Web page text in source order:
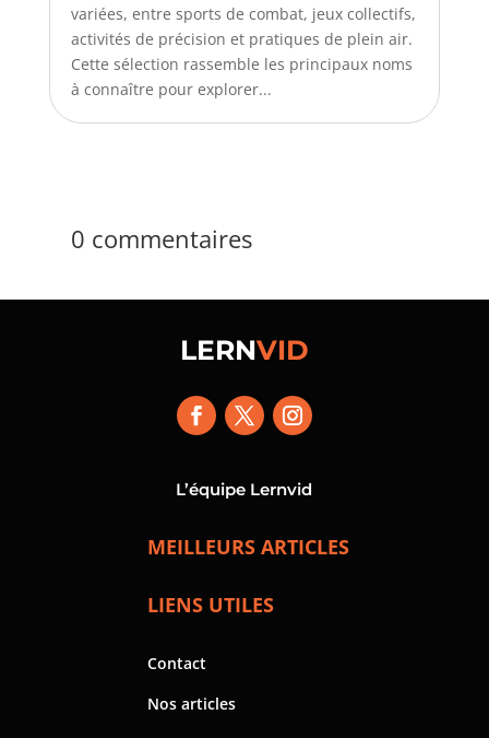
variées, entre sports de combat, jeux collectifs,
activités de précision et pratiques de plein air.
Cette sélection rassemble les principaux noms
à connaître pour explorer...
0 commentaires
LERNVID
L’équipe Lernvid
MEILLEURS ARTICLES
LIENS UTILES
Contact
Nos articles